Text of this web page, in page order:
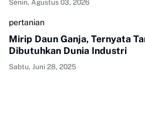
Senin, Agustus 03, 2026
pertanian
Mirip Daun Ganja, Ternyata
Dibutuhkan Dunia Industri
Sabtu, Juni 28, 2025